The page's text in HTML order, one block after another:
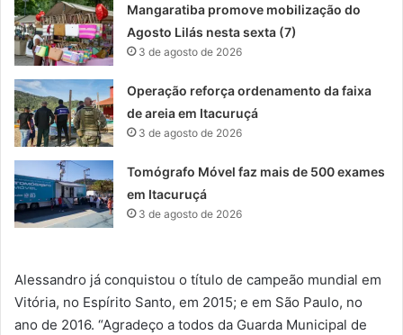
Mangaratiba promove mobilização do
Agosto Lilás nesta sexta (7)
3 de agosto de 2026
Operação reforça ordenamento da faixa
de areia em Itacuruçá
3 de agosto de 2026
Tomógrafo Móvel faz mais de 500 exames
em Itacuruçá
3 de agosto de 2026
Alessandro já conquistou o título de campeão mundial em
Vitória, no Espírito Santo, em 2015; e em São Paulo, no
ano de 2016. “Agradeço a todos da Guarda Municipal de